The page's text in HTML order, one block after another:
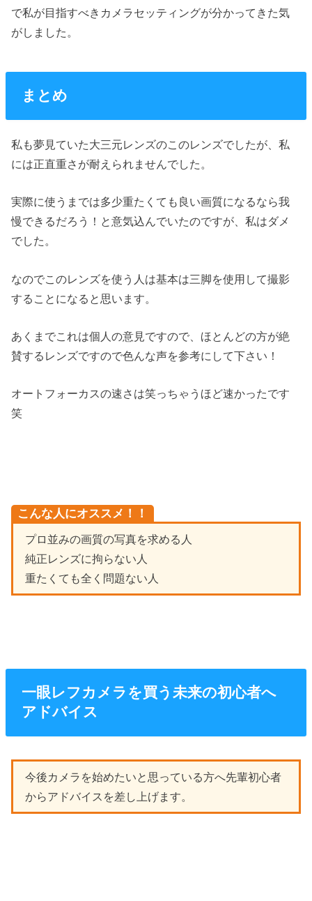
で私が目指すべきカメラセッティングが分かってきた気
がしました。
まとめ
私も夢見ていた大三元レンズのこのレンズでしたが、私
には正直重さが耐えられませんでした。
実際に使うまでは多少重たくても良い画質になるなら我
慢できるだろう！と意気込んでいたのですが、私はダメ
でした。
なのでこのレンズを使う人は基本は三脚を使用して撮影
することになると思います。
あくまでこれは個人の意見ですので、ほとんどの方が絶
賛するレンズですので色んな声を参考にして下さい！
オートフォーカスの速さは笑っちゃうほど速かったです
笑
こんな人にオススメ！！
プロ並みの画質の写真を求める人
純正レンズに拘らない人
重たくても全く問題ない人
一眼レフカメラを買う未来の初心者へ
アドバイス
今後カメラを始めたいと思っている方へ先輩初心者
からアドバイスを差し上げます。